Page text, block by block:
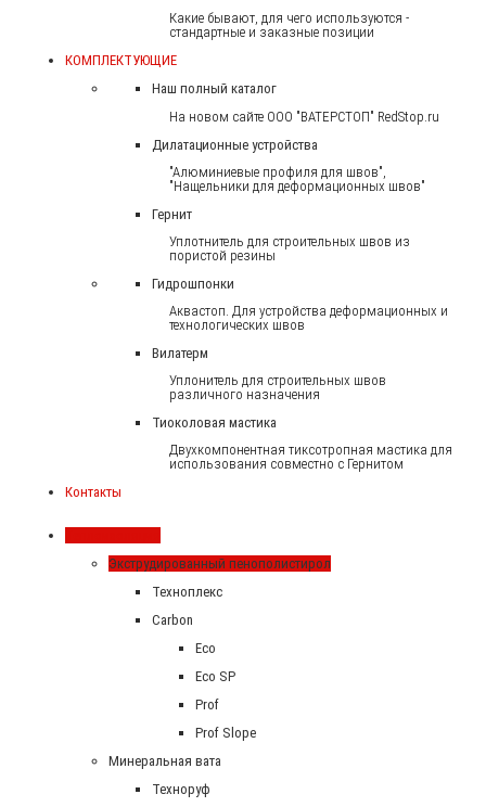
Какие бывают, для чего используются -
стандартные и заказные позиции
КОМПЛЕКТУЮЩИЕ
Наш полный каталог
На новом сайте ООО "ВАТЕРСТОП" RedStop.ru
Дилатационные устройства
"Алюминиевые профиля для швов",
"Нащельники для деформационных швов"
Гернит
Уплотнитель для строительных швов из
пористой резины
Гидрошпонки
Аквастоп. Для устройства деформационных и
технологических швов
Вилатерм
Уплонитель для строительных швов
различного назначения
Тиоколовая мастика
Двухкомпонентная тиксотропная мастика для
использования совместно с Гернитом
Контакты
Экструдированный пенополистирол
Техноплекс
Carbon
Eco
Eco SP
Prof
Prof Slope
Минеральная вата
Техноруф